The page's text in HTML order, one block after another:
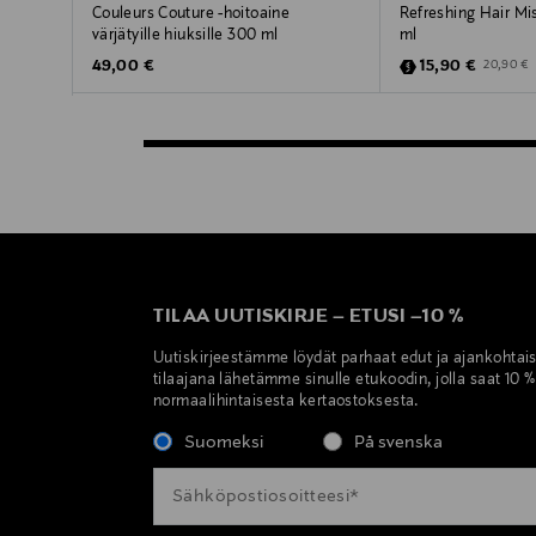
Couleurs Couture -hoitoaine
värjätyille hiuksille 300 ml
Original Price
49,00 €
Refreshing Hair
ml
Discounted Price
15,90 € Original
20,90 €
TILAA UUTISKIRJE – ETUSI –10 %
Uutiskirjeestämme löydät parhaat edut ja
tilaajana lähetämme sinulle etukoodin, jolla saat 10
normaalihintaisesta kertaostoksesta.
Suomeksi På svenska